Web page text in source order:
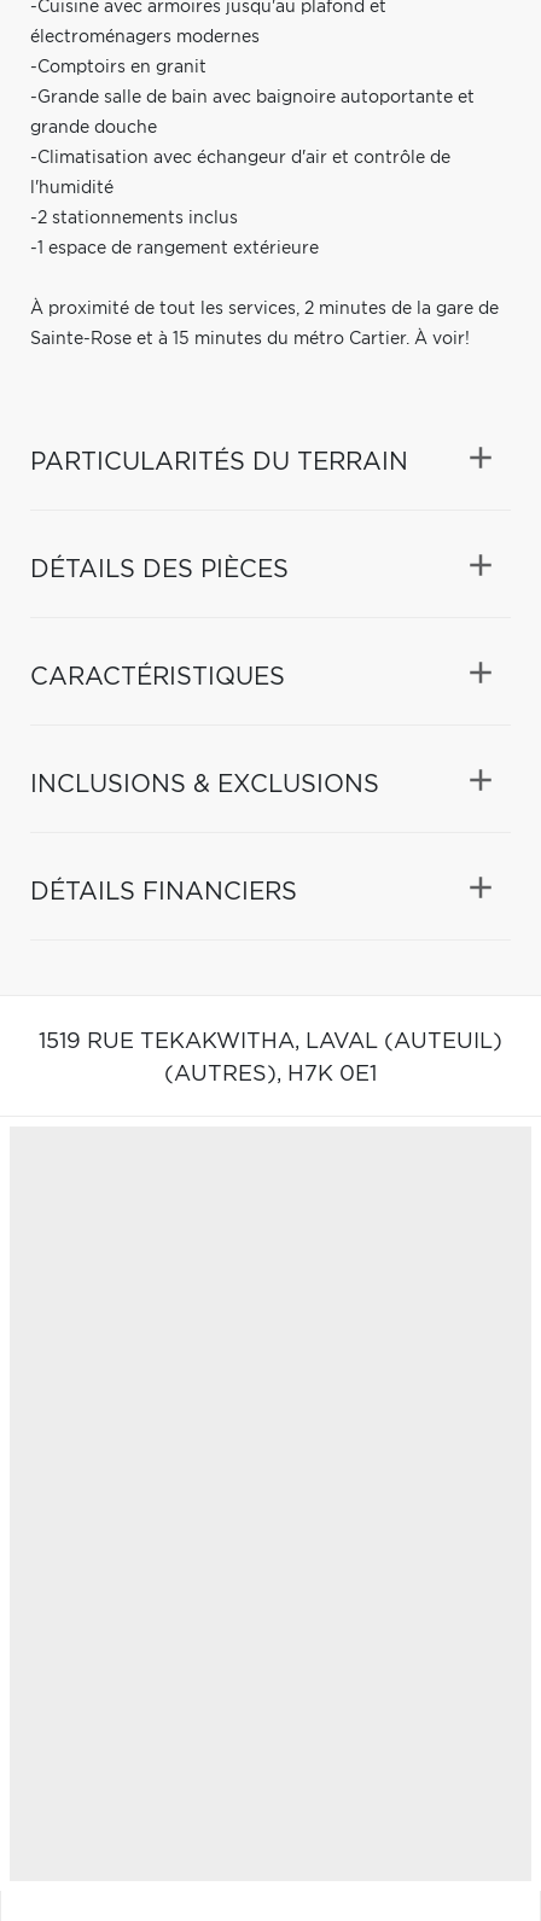
-Cuisine avec armoires jusqu'au plafond et
électroménagers modernes
-Comptoirs en granit
-Grande salle de bain avec baignoire autoportante et
grande douche
-Climatisation avec échangeur d'air et contrôle de
l'humidité
-2 stationnements inclus
-1 espace de rangement extérieure
À proximité de tout les services, 2 minutes de la gare de
Sainte-Rose et à 15 minutes du métro Cartier. À voir!
PARTICULARITÉS DU TERRAIN
DÉTAILS DES PIÈCES
CARACTÉRISTIQUES
INCLUSIONS & EXCLUSIONS
DÉTAILS FINANCIERS
1519 RUE TEKAKWITHA, LAVAL (AUTEUIL)
(AUTRES), H7K 0E1